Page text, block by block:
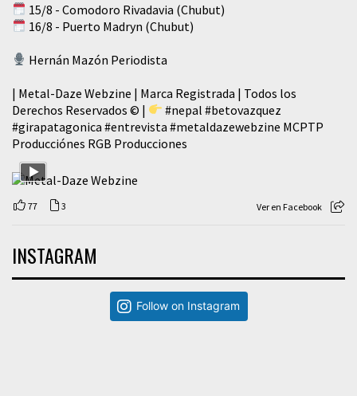
15/8 - Comodoro Rivadavia (Chubut)
16/8 - Puerto Madryn (Chubut)
Hernán Mazón Periodista
| Metal-Daze Webzine | Marca Registrada | Todos los
Derechos Reservados © |
#nepal #betovazquez
#girapatagonica #entrevista #metaldazewebzine MCPTP
Producciónes RGB Producciones
77 3 Ver en Facebook
INSTAGRAM
Follow on Instagram